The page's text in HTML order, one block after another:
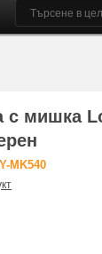
с мишка
MK540